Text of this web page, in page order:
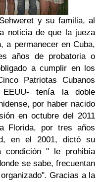
y su familia, al
noticia de que la jueza
a permanecer en Cuba,
años de probatoria o
a cumplir en los
Patriotas Cubanos
tenía la doble
por haber nacido
en octubre del 2011
Florida, por tres años
en el 2001, dictó su
condición " le prohibía
se sabe, frecuentan
Gracias a la